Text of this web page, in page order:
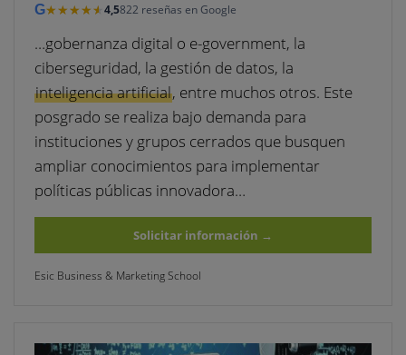
G★★★★★
★★★★★ 4,5822 reseñas en Google
…gobernanza digital o e-government, la
ciberseguridad, la gestión de datos, la
inteligencia artificial, entre muchos otros. Este
posgrado se realiza bajo demanda para
instituciones y grupos cerrados que busquen
ampliar conocimientos para implementar
políticas públicas innovadora…
Solicitar información →
Esic Business & Marketing School